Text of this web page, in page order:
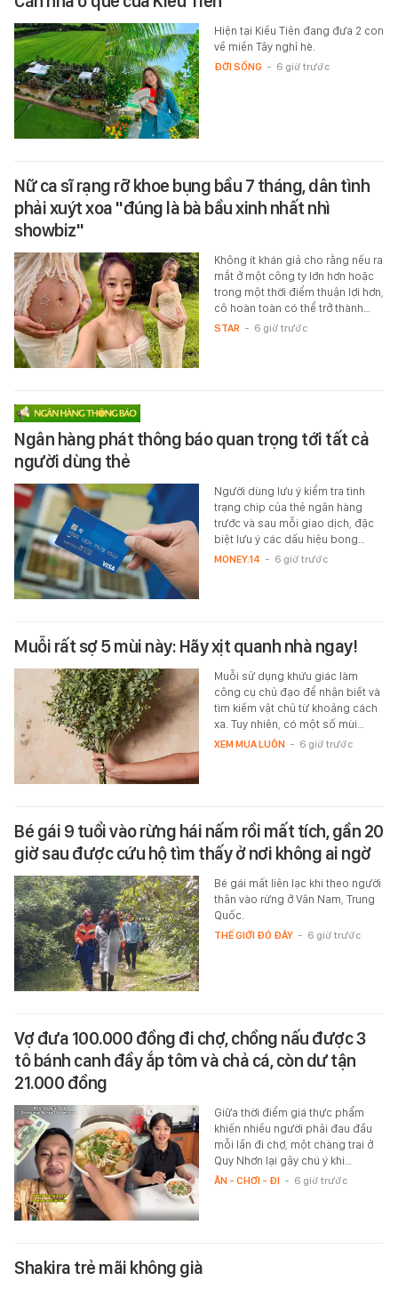
Hiện tại Kiều Tiên đang đưa 2 con
về miền Tây nghỉ hè.
ĐỜI SỐNG - 6 giờ trước
Nữ ca sĩ rạng rỡ khoe bụng bầu 7 tháng, dân tình
phải xuýt xoa "đúng là bà bầu xinh nhất nhì
showbiz"
Không ít khán giả cho rằng nếu ra
mắt ở một công ty lớn hơn hoặc
trong một thời điểm thuận lợi hơn,
cô hoàn toàn có thể trở thành…
STAR - 6 giờ trước
Ngân hàng phát thông báo quan trọng tới tất cả
người dùng thẻ
Người dùng lưu ý kiểm tra tình
trạng chip của thẻ ngân hàng
trước và sau mỗi giao dịch, đặc
biệt lưu ý các dấu hiệu bong…
MONEY.14 - 6 giờ trước
Muỗi rất sợ 5 mùi này: Hãy xịt quanh nhà ngay!
Muỗi sử dụng khứu giác làm
công cụ chủ đạo để nhận biết và
tìm kiếm vật chủ từ khoảng cách
xa. Tuy nhiên, có một số mùi…
XEM MUA LUÔN - 6 giờ trước
Bé gái 9 tuổi vào rừng hái nấm rồi mất tích, gần 20
giờ sau được cứu hộ tìm thấy ở nơi không ai ngờ
Bé gái mất liên lạc khi theo người
thân vào rừng ở Vân Nam, Trung
Quốc.
THẾ GIỚI ĐÓ ĐÂY - 6 giờ trước
Vợ đưa 100.000 đồng đi chợ, chồng nấu được 3
tô bánh canh đầy ắp tôm và chả cá, còn dư tận
21.000 đồng
Giữa thời điểm giá thực phẩm
khiến nhiều người phải đau đầu
mỗi lần đi chợ, một chàng trai ở
Quy Nhơn lại gây chú ý khi…
ĂN - CHƠI - ĐI - 6 giờ trước
Shakira trẻ mãi không già